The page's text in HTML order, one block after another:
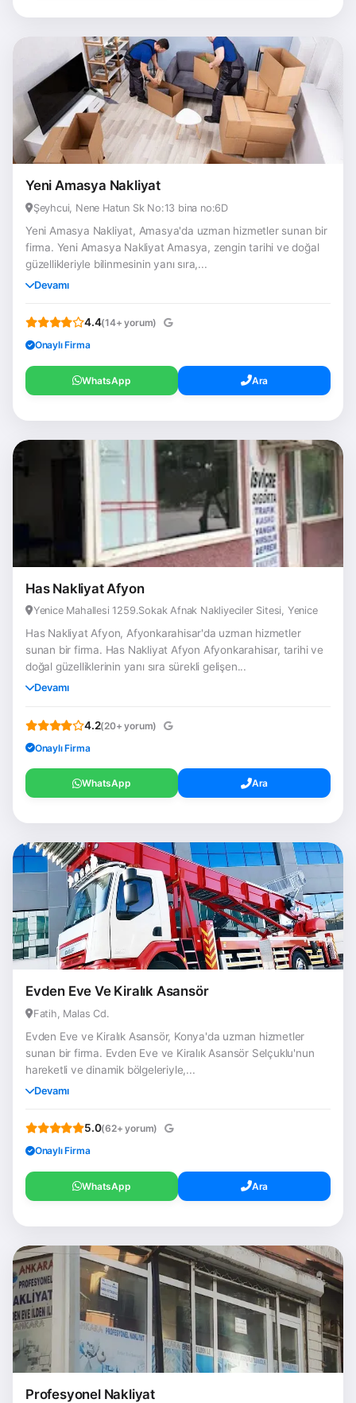
Yeni Amasya Nakliyat
Şeyhcui, Nene Hatun Sk No:13 bina no:6D
Yeni Amasya Nakliyat, Amasya'da uzman hizmetler sunan bir
firma. Yeni Amasya Nakliyat Amasya, zengin tarihi ve doğal
güzellikleriyle bilinmesinin yanı sıra,...
Devamı
4.4(14+ yorum)
Onaylı Firma
WhatsApp Ara
Has Nakliyat Afyon
Yenice Mahallesi 1259.Sokak Afnak Nakliyeciler Sitesi, Yenice
Has Nakliyat Afyon, Afyonkarahisar'da uzman hizmetler
sunan bir firma. Has Nakliyat Afyon Afyonkarahisar, tarihi ve
doğal güzelliklerinin yanı sıra sürekli gelişen...
Devamı
4.2(20+ yorum)
Onaylı Firma
WhatsApp Ara
Evden Eve Ve Kiralık Asansör
Fatih, Malas Cd.
Evden Eve ve Kiralık Asansör, Konya'da uzman hizmetler
sunan bir firma. Evden Eve ve Kiralık Asansör Selçuklu'nun
hareketli ve dinamik bölgeleriyle,...
Devamı
5.0(62+ yorum)
Onaylı Firma
WhatsApp Ara
Profesyonel Nakliyat